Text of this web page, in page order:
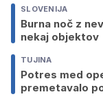
SLOVENIJA
Burna noč z
nekaj objektov
TUJINA
Potres med
premetavalo